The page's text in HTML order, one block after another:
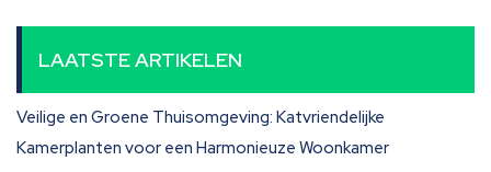
LAATSTE ARTIKELEN
Veilige en Groene Thuisomgeving: Katvriendelijke
Kamerplanten voor een Harmonieuze Woonkamer